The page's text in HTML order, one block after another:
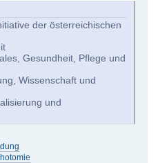
der österreichischen
Gesundheit, Pflege und
Wissenschaft und
und